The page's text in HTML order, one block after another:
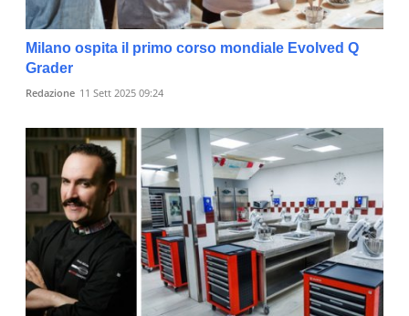
Milano ospita il primo corso mondiale Evolved Q
Grader
Redazione 11 Sett 2025 09:24